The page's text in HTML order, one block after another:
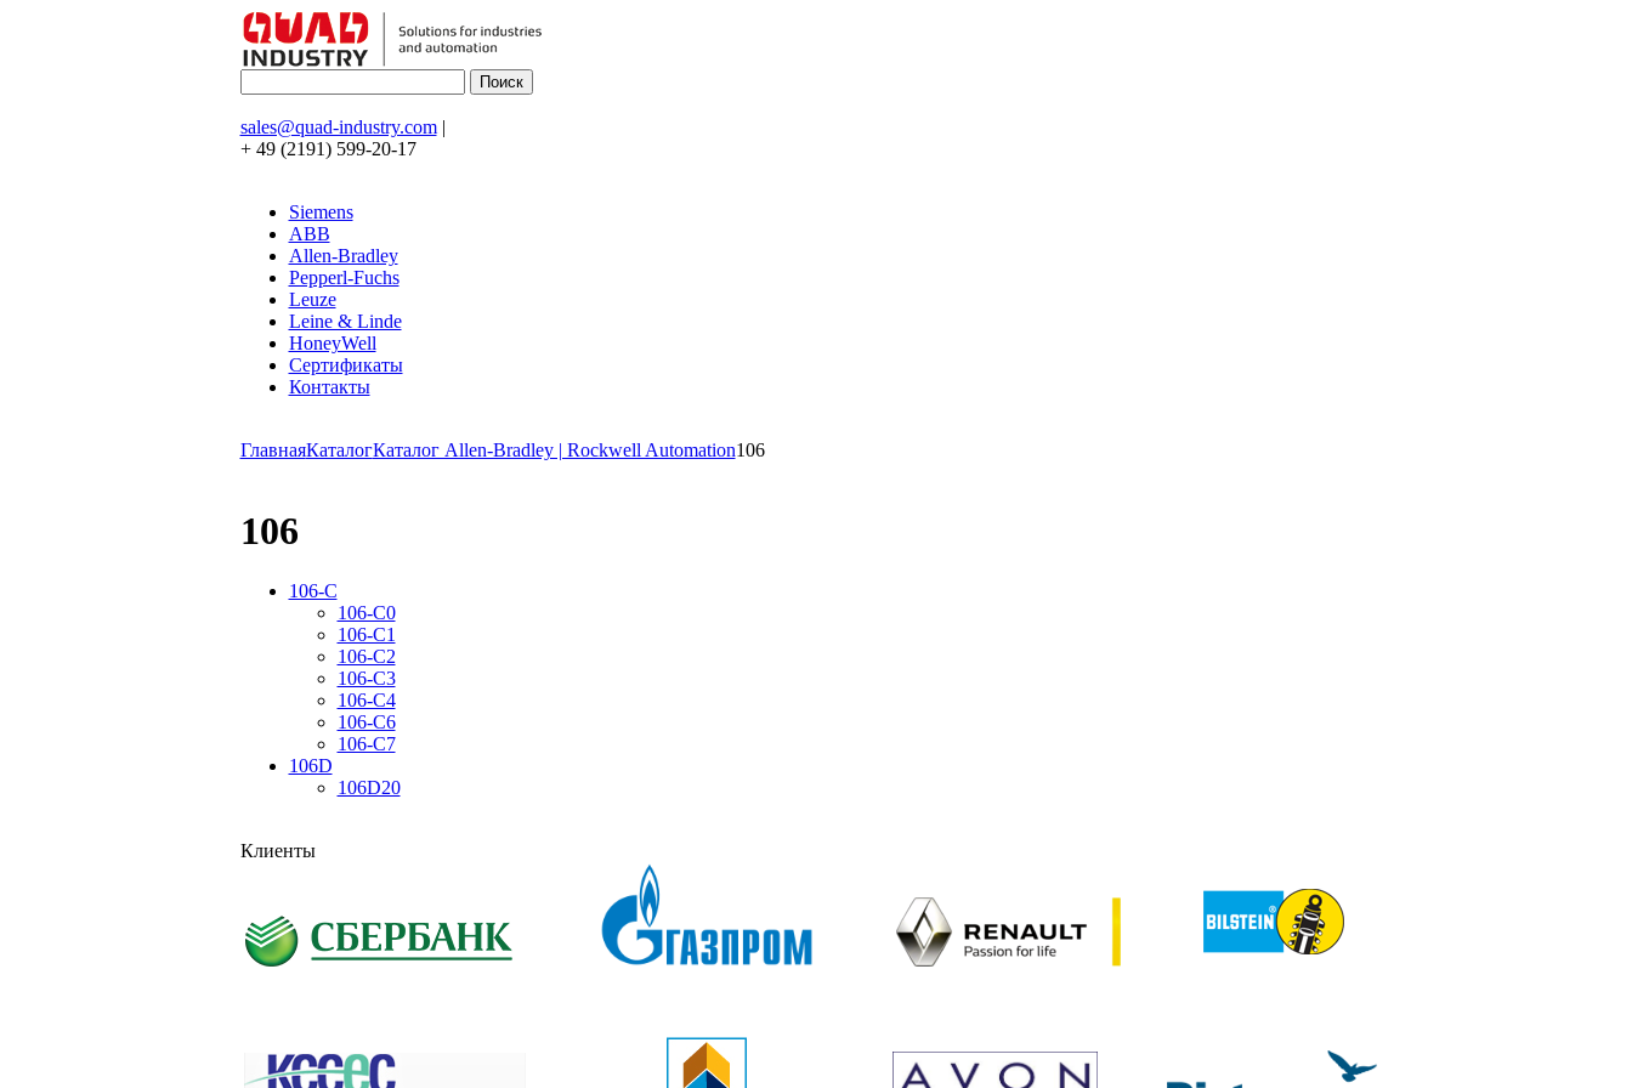
sales@quad-industry.com|
+ 49 (2191) 599-20-17
Siemens
ABB
Allen-Bradley
Pepperl-Fuchs
Leuze
Leine & Linde
HoneyWell
Сертификаты
Контакты
ГлавнаяКаталогКаталог Allen-Bradley | Rockwell Automation106
106
106-C
106-C0
106-C1
106-C2
106-C3
106-C4
106-C6
106-C7
106D
106D20
Клиенты